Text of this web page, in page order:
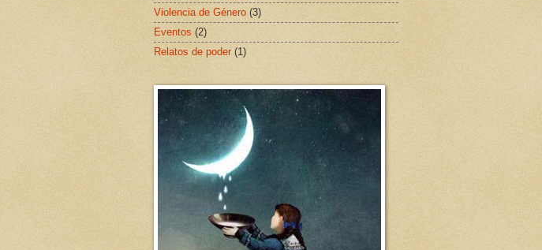
Violencia de Género (3)
Eventos (2)
Relatos de poder (1)